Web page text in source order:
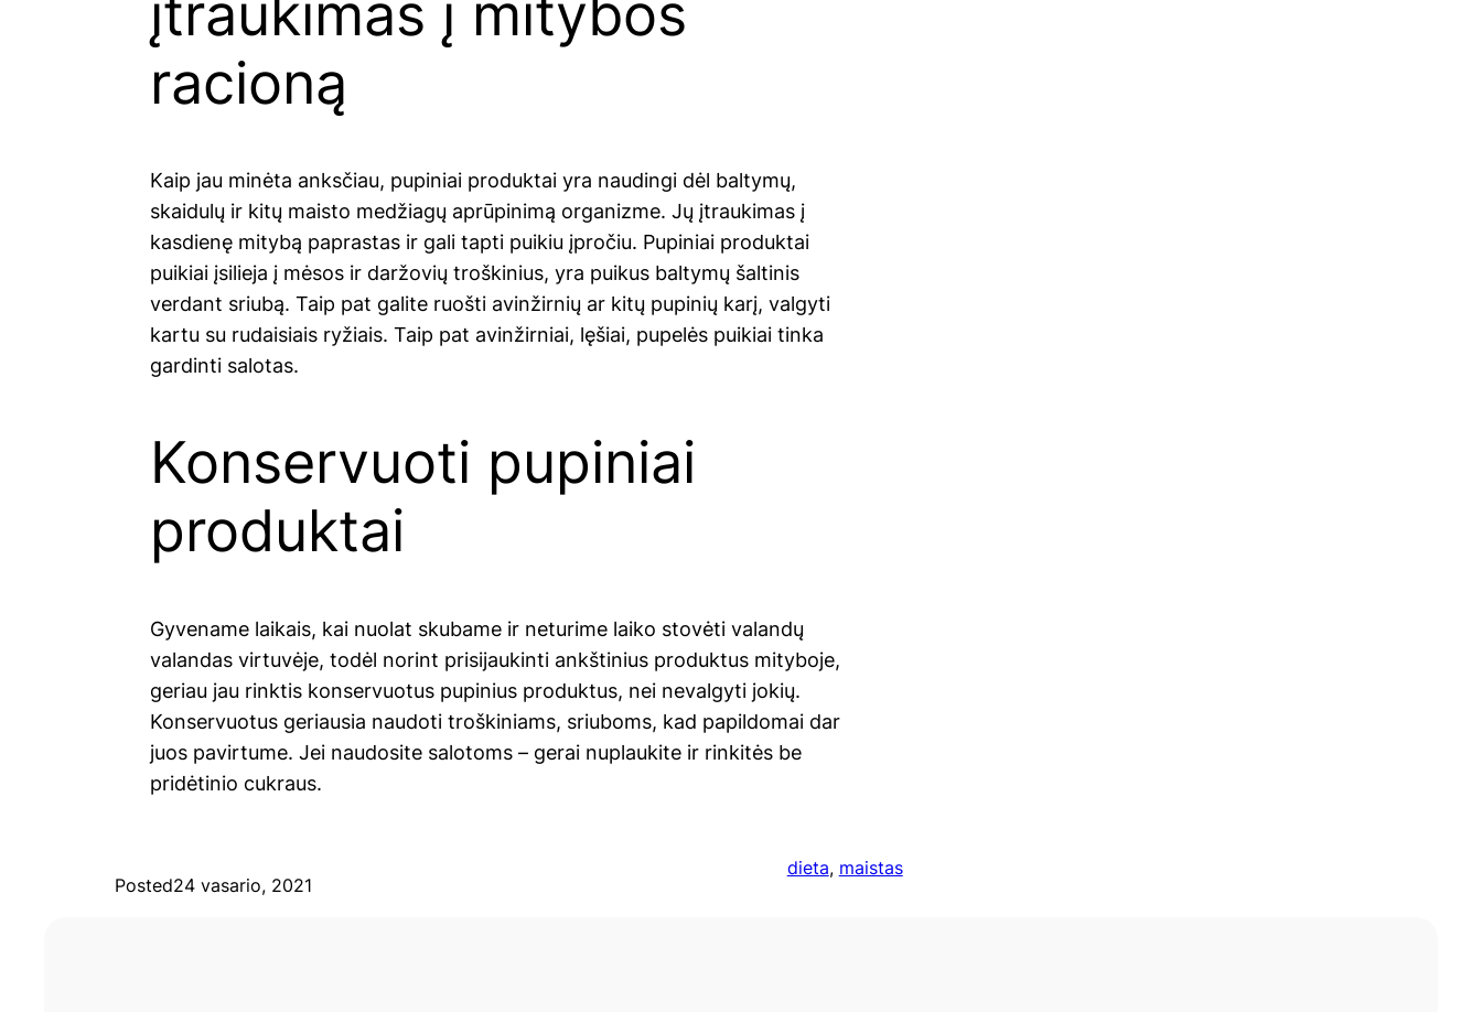
įtraukimas į mitybos
racioną
Kaip jau minėta anksčiau, pupiniai produktai yra naudingi dėl baltymų,
skaidulų ir kitų maisto medžiagų aprūpinimą organizme. Jų įtraukimas į
kasdienę mitybą paprastas ir gali tapti puikiu įpročiu. Pupiniai produktai
puikiai įsilieja į mėsos ir daržovių troškinius, yra puikus baltymų šaltinis
verdant sriubą. Taip pat galite ruošti avinžirnių ar kitų pupinių karį, valgyti
kartu su rudaisiais ryžiais. Taip pat avinžirniai, lęšiai, pupelės puikiai tinka
gardinti salotas.
Konservuoti pupiniai
produktai
Gyvename laikais, kai nuolat skubame ir neturime laiko stovėti valandų
valandas virtuvėje, todėl norint prisijaukinti ankštinius produktus mityboje,
geriau jau rinktis konservuotus pupinius produktus, nei nevalgyti jokių.
Konservuotus geriausia naudoti troškiniams, sriuboms, kad papildomai dar
juos pavirtume. Jei naudosite salotoms – gerai nuplaukite ir rinkitės be
pridėtinio cukraus.
Posted24 vasario, 2021
dieta, maistas